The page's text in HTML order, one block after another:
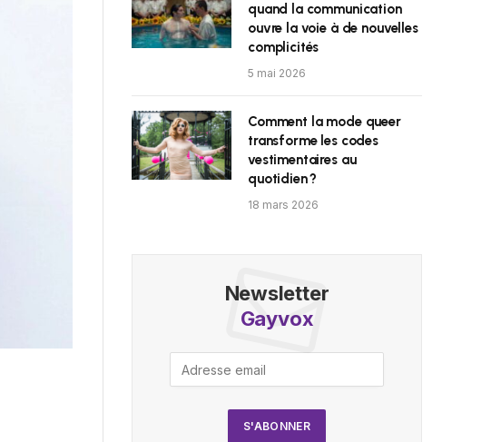
quand la communication
ouvre la voie à de nouvelles
complicités
5 mai 2026
Comment la mode queer
transforme les codes
vestimentaires au
quotidien ?
18 mars 2026
Newsletter
Gayvox